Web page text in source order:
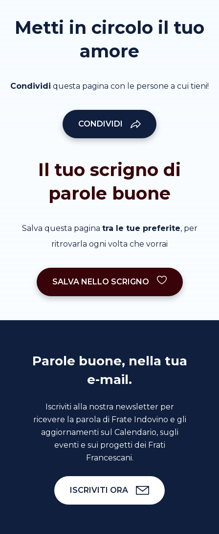
Metti in circolo il tuo
amore
Condividi questa pagina con le persone a cui tieni!
CONDIVIDI
Il tuo scrigno di
parole buone
Salva questa pagina tra le tue preferite, per
ritrovarla ogni volta che vorrai
SALVA NELLO SCRIGNO
Parole buone, nella tua
e-mail.
Iscriviti alla nostra newsletter per
ricevere la parola di Frate Indovino e gli
aggiornamenti sul Calendario, sugli
eventi e sui progetti dei Frati
Francescani.
ISCRIVITI ORA